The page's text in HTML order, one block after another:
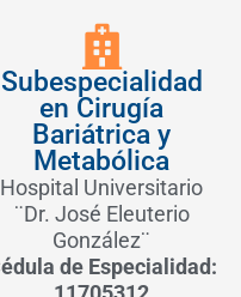
Subespecialidad
en Cirugía
Bariátrica y
Metabólica
Hospital Universitario
¨Dr. José Eleuterio
González¨
de Especialidad: